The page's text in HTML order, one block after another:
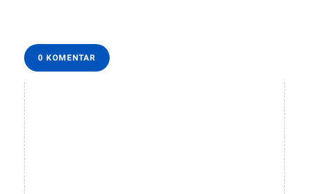
0 KOMENTAR